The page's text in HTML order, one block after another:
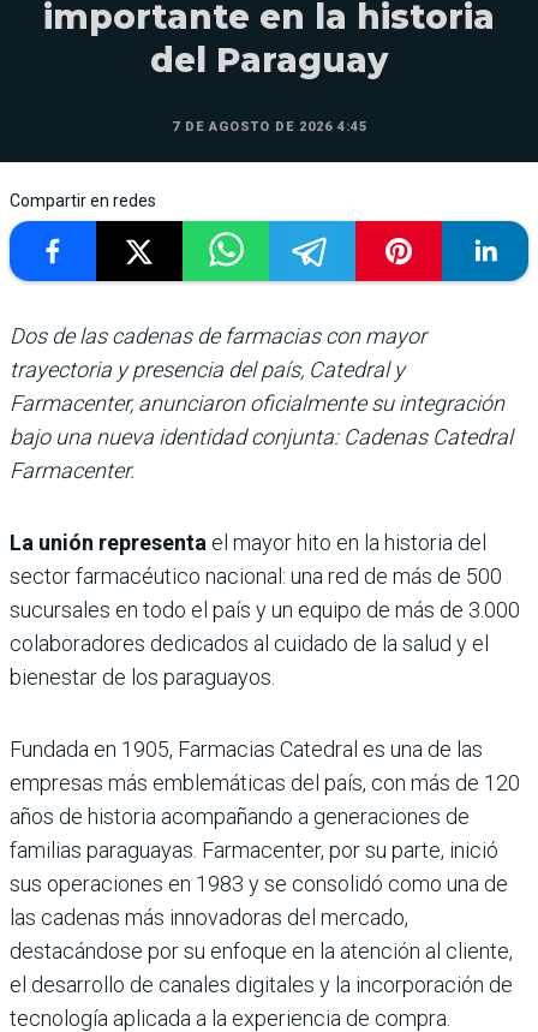
importante en la historia
del Paraguay
7 DE AGOSTO DE 2026 4:45
Compartir en redes
Dos de las cadenas de farmacias con mayor
trayectoria y presencia del país, Catedral y
Farmacenter, anunciaron oficialmente su integración
bajo una nueva identidad conjunta: Cadenas Catedral
Farmacenter.
La unión representa el mayor hito en la historia del
sector farmacéutico nacional: una red de más de 500
sucursales en todo el país y un equipo de más de 3.000
colaboradores dedicados al cuidado de la salud y el
bienestar de los paraguayos.
Fundada en 1905, Farmacias Catedral es una de las
empresas más emblemáticas del país, con más de 120
años de historia acompañando a generaciones de
familias paraguayas. Farmacenter, por su parte, inició
sus operaciones en 1983 y se consolidó como una de
las cadenas más innovadoras del mercado,
destacándose por su enfoque en la atención al cliente,
el desarrollo de canales digitales y la incorporación de
tecnología aplicada a la experiencia de compra.